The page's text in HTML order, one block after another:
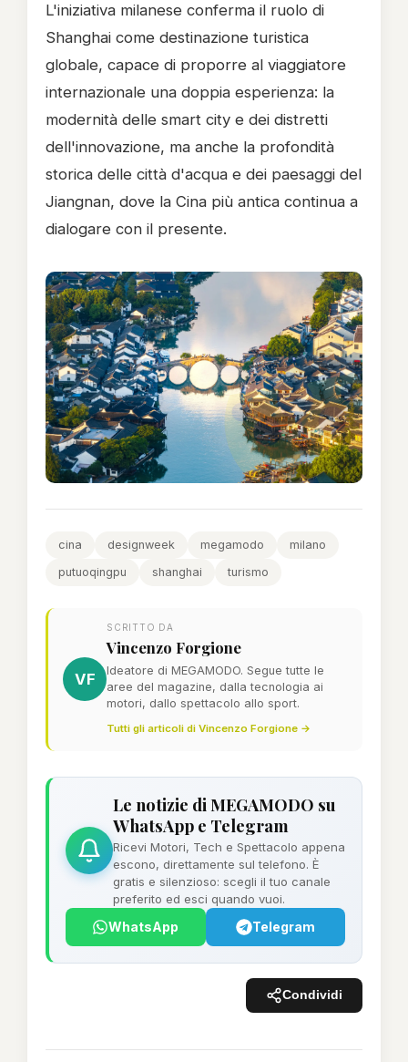
L'iniziativa milanese conferma il ruolo di
Shanghai come destinazione turistica
globale, capace di proporre al viaggiatore
internazionale una doppia esperienza: la
modernità delle smart city e dei distretti
dell'innovazione, ma anche la profondità
storica delle città d'acqua e dei paesaggi del
Jiangnan, dove la Cina più antica continua a
dialogare con il presente.
cina designweek megamodo
milano
putuoqingpu
shanghai turismo
VF
SCRITTO DA
Vincenzo Forgione
Ideatore di MEGAMODO. Segue tutte le
aree del magazine, dalla tecnologia ai
motori, dallo spettacolo allo sport.
Tutti gli articoli di Vincenzo Forgione →
Le notizie di MEGAMODO su
WhatsApp e Telegram
Ricevi Motori, Tech e Spettacolo appena
escono, direttamente sul telefono. È
gratis e silenzioso: scegli il tuo canale
preferito ed esci quando vuoi.
WhatsApp Telegram
Condividi